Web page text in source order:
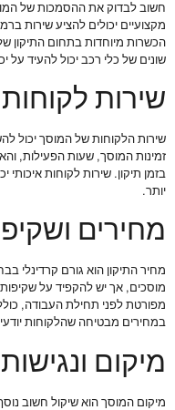
חשוב לבדוק את ההסמכות של
מקצועיים יכולים להציע שירות
הכשרות מיוחדות בתחום התיקון של
שונים של כלי רכב יכול להעיד על
שירות לקוחות
שירות הלקוחות של המוסך יכול
זמינות המוסך, שעות הפעילות,
בזמן תיקון. שירות לקוחות איכותי
יותר.
מחירים
מחיר התיקון הוא גורם קרדינלי
מוסכים, אך יש להקפיד על
מפורטת לפני תחילת העבודה,
במחירים מבטיחה שהלקוחות
מיקום ונגישות
מיקום המוסך הוא שיקול חשוב